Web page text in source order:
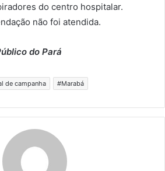
do centro hospitalar.
não foi atendida.
do Pará
de campanha #Marabá